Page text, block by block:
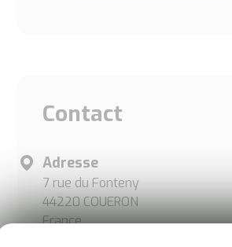
Contact
Adresse
7 rue du Fonteny
44220 COUERON
France